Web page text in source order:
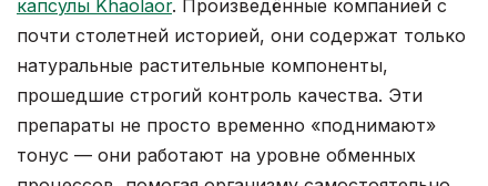
капсулы Khaolaor. Произведённые компанией с
почти столетней историей, они содержат только
натуральные растительные компоненты,
прошедшие строгий контроль качества. Эти
препараты не просто временно «поднимают»
тонус — они работают на уровне обменных